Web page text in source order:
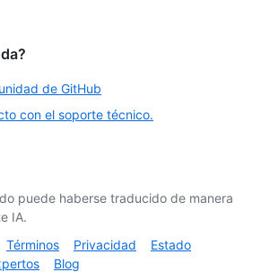
de GitHub
con el soporte técnico.
puede haberse traducido de manera
IA.
Términos Privacidad
Estado
Blog